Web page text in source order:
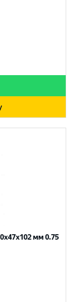
мм 0.75